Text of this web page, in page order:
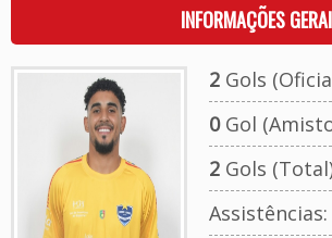
INFORMAÇÕES
2Gols
0Gol
2Gols
Assistências: